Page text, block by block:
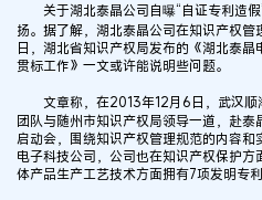
关于湖北泰晶公司自曝“自证专利造假
扬。据了解，湖北泰晶公司在知识产权
日，湖北省知识产权局发布的《湖北泰
贯标工作》一文或许能说明些问题。
文章称，在2013年12月6日，武汉顺
团队与随州市知识产权局领导一道，赴
启动会，围绕知识产权管理规范的内容
电子科技公司，公司也在知识产权保护
体产品生产工艺技术方面拥有7项发明专